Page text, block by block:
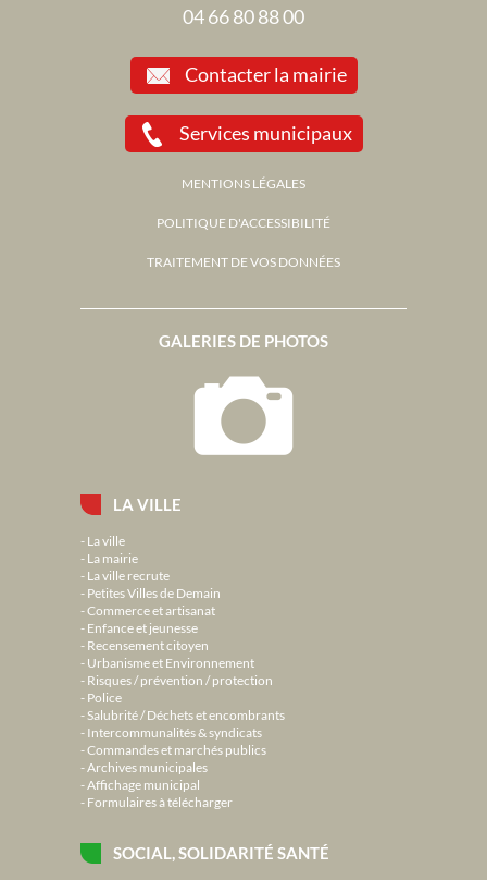
LA VILLE
La ville
La mairie
La ville recrute
Petites Villes de Demain
Commerce et artisanat
Enfance et jeunesse
Recensement citoyen
Urbanisme et Environnement
Risques / prévention / protection
Police
Salubrité / Déchets et encombrants
Intercommunalités & syndicats
Commandes et marchés publics
Archives municipales
Affichage municipal
Formulaires à télécharger
SOCIAL, SOLIDARITÉ SANTÉ
GALERIES DE PHOTOS
04 66 80 88 00
Contacter la mairie
Services municipaux
MENTIONS LÉGALES
POLITIQUE D'ACCESSIBILITÉ
TRAITEMENT DE VOS DONNÉES